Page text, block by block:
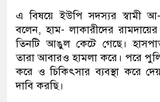
এ বিষয়ে ইউপি সদস্যর স্বামী
বলেন, হাম- লাকারীদের
তিনটি আঙুল কেটে গেছে।
তারা আবারও হামলা করে। পরে
করে ও চিকিৎসার ব্যবস্থা করে
দাবি করছি।